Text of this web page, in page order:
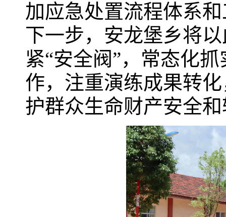
加应急处置流程体系
下一步，安龙堡乡将
紧“安全阀”，常态化
作，注重演练成果转
护群众生命财产安全